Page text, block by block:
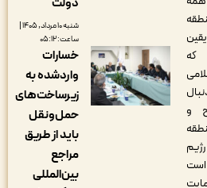
شنبه ۱۰ مرداد, ۱۴۰۵ |
خسارات
واردشده به
زیرساخت‌های
حمل‌ونقل
باید از طریق
بین‌المللی